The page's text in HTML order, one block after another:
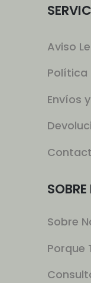
Aviso
Política
Envíos
Sobre
Porque